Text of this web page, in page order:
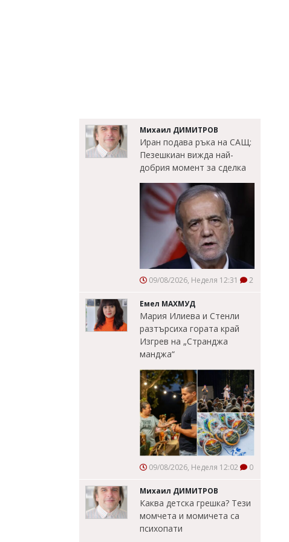
Михаил ДИМИТРОВ
Иран подава ръка на САЩ:
Пезешкиан вижда най-
добрия момент за сделка
09/08/2026, Неделя 12:31 2
Емел МАХМУД
Мария Илиева и Стенли
разтърсиха гората край
Изгрев на „Странджа
манджа“
09/08/2026, Неделя 12:02 0
Михаил ДИМИТРОВ
Каква детска грешка? Тези
момчета и момичета са
психопати